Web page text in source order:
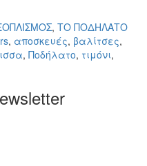
, ΤΟ ΠΟΔΗΛΑΤΟ
, αποσκευές, βαλίτσες,
, Ποδήλατο, τιμόνι,